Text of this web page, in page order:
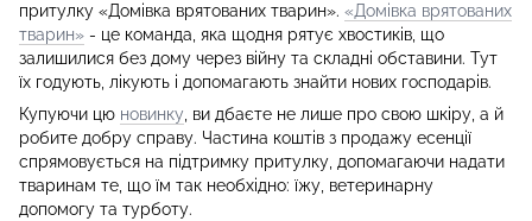
притулку «Домівка врятованих тварин». «Домівка врятованих
тварин» - це команда, яка щодня рятує хвостиків, що
залишилися без дому через війну та складні обставини. Тут
їх годують, лікують і допомагають знайти нових господарів.
Купуючи цю новинку , ви дбаєте не лише про свою шкіру, а й
робите добру справу. Частина коштів з продажу есенції
спрямовується на підтримку притулку, допомагаючи надати
тваринам те, що їм так необхідно: їжу, ветеринарну
допомогу та турботу.